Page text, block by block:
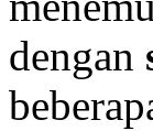
dengan